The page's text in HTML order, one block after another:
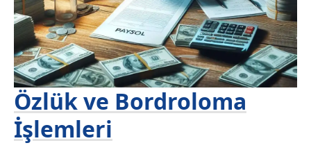
Özlük ve Bordroloma
İşlemleri